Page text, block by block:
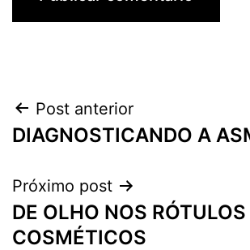
Navegação
de
Post
Post anterior
DIAGNOSTICANDO A
Próximo post
DE OLHO NOS
COSMÉTICOS